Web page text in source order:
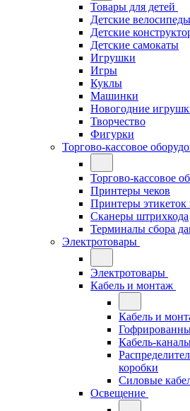
Товары для детей
Детские велосипеды
Детские
Детские самокаты
Игрушки
Игры
Куклы
Машинки
Новогодние
Творчество
Фигурки
Торгово-кассовое
Торгово-кассовое
Принтеры чеков
Принтеры этикеток
Сканеры штрихкода
Терминалы сбора
Электротовары
Электротовары
Кабель и монтаж
Кабель и
Кабель-
коробки
Силовые
Освещение